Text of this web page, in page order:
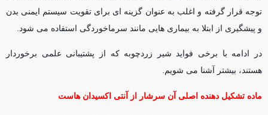
توجه قرار گرفته و اغلب به عنوان گزینه ای برای تقویت سیستم ایمنی بدن
و پیشگیری از ابتلا به بیماری هایی مانند سرماخوردگی استفاده می شود.
در ادامه با برخی فواید شیر زردچوبه که از پشتیبانی علمی برخوردار
هستند، بیشتر آشنا می شویم.
ماده تشکیل دهنده اصلی آن سرشار از آنتی اکسیدان هاست